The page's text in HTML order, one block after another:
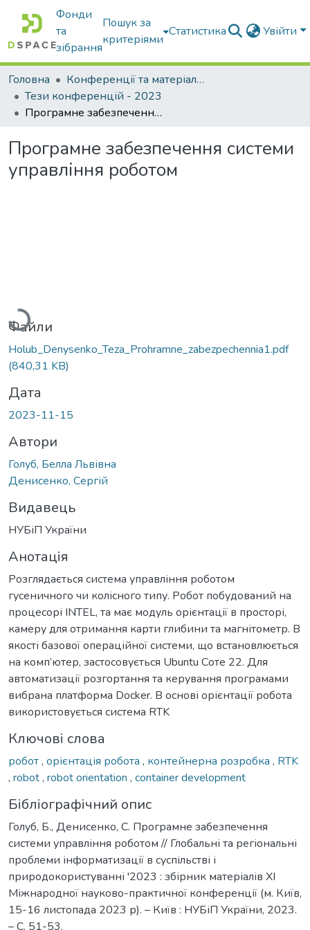
Фонди
та
зібрання
Пошук за
критеріями
Статистика Увійти
Головна
Конференції та матеріали конференцій
Тези конференцій - 2023
Програмне забезпечення системи управління роботом
Програмне забезпечення системи
управління роботом
Вантажиться...
Файли
Holub_Denysenko_Teza_Prohramne_zabezpechennia1.pdf
(840,31 KB)
Дата
2023-11-15
Автори
Голуб, Белла Львівна
Денисенко, Сергій
Видавець
НУБіП України
Анотація
Розглядається система управління роботом
гусеничного чи колісного типу. Робот побудований на
процесорі INTEL, та має модуль орієнтації в просторі,
камеру для отримання карти глибини та магнітометр. В
якості базової операційної системи, що встановлюється
на комп’ютер, застосовується Ubuntu Соте 22. Для
автоматизації розгортання та керування програмами
вибрана платформа Docker. В основі орієнтації робота
використовується система RTK
Ключові слова
робот, орієнтація робота , контейнерна розробка , RTK
, robot, robot orientation , container development
Бібліографічний опис
Голуб, Б., Денисенко, С. Програмне забезпечення
системи управління роботом // Глобальні та регіональні
проблеми інформатизації в суспільстві і
природокористуванні '2023 : збірник матеріалів XI
Міжнародної науково-практичної конференції (м. Київ,
15-16 листопада 2023 р). – Київ : НУБіП України, 2023.
– С. 51-53.